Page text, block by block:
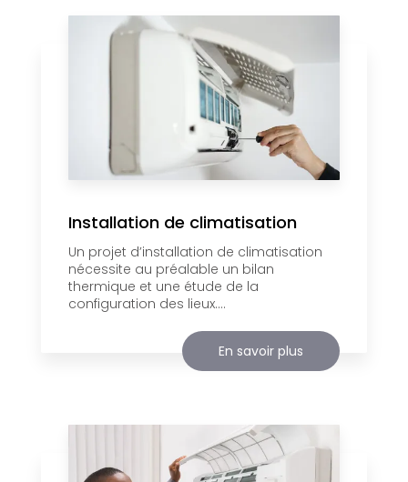
Installation de climatisation
Un projet d’installation de climatisation
nécessite au préalable un bilan
thermique et une étude de la
configuration des lieux....
En savoir plus